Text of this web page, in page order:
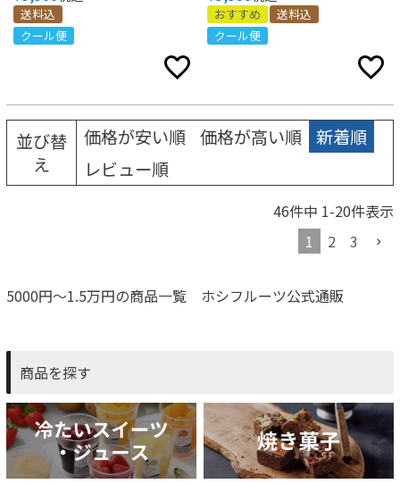
送料込
クール便
おすすめ
送料込
クール便
並び替
え
価格が安い順 価格が高い順 新着順
レビュー順
46件中 1-20件表示
1
2 3
5000円～1.5万円の商品一覧 ホシフルーツ公式通販
商品を探す